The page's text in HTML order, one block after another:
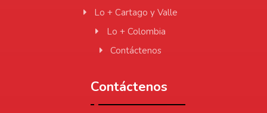
Lo + Cartago y Valle
Lo + Colombia
Contáctenos
Contáctenos